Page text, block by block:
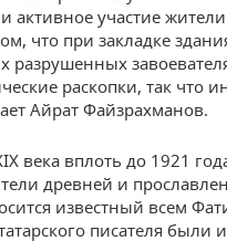
активное участие
что при закладке
разрушенных
раскопки, так
Айрат Файзрахманов.
века вплоть до 1921
древней и
известный всем
писателя